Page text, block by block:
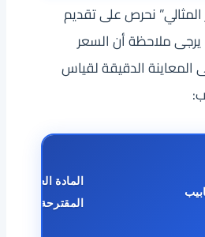
نحرص على تقديم
ملاحظة أن السعر
المعاينة الدقيقة لقياس
المادة العازلة
المقترحة